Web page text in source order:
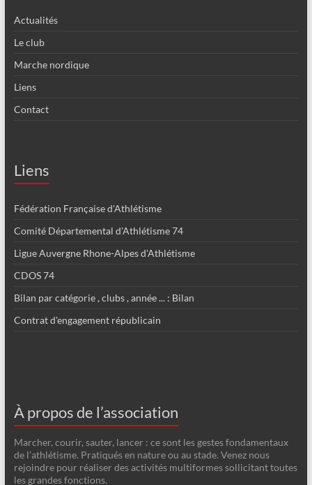
Actualités
Le club
Marche nordique
Liens
Contact
Liens
Fédération Française d'Athlétisme
Comité Départemental d'Athlétisme 74
Ligue Auvergne Rhone-Alpes d'Athlétisme
CDOS 74
Bilan par catégorie , clubs , année ... : Bilan
Contrat d'engagement républicain
À propos de l’association
Marcher, courir, sauter, lancer : ce sont les gestes fondamentaux
de l’athlétisme. Pratiqués en nature ou au stade. Venez nous
rejoindre pour réaliser des activités multiformes sollicitant toutes
les grandes fonctions.